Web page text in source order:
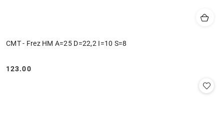
CMT - Frez HM A=25 D=22,2 I=10 S=8
Cena:
123.00